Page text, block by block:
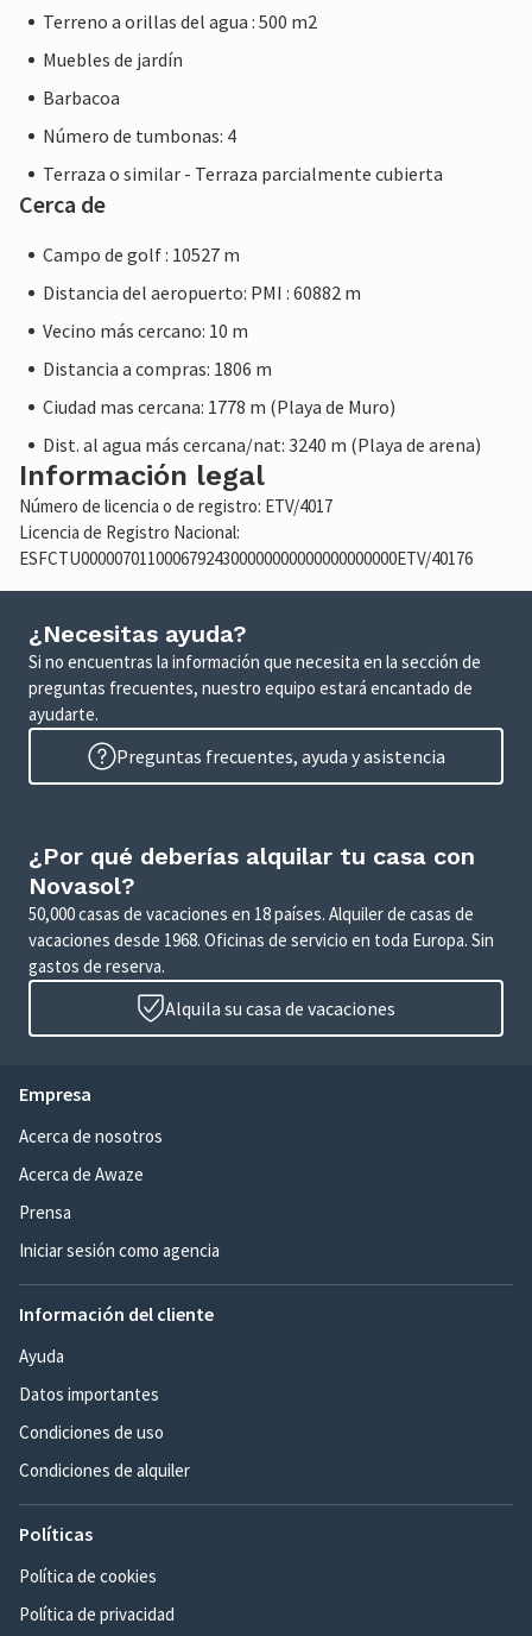
Terreno a orillas del agua : 500 m2
Muebles de jardín
Barbacoa
Número de tumbonas: 4
Terraza o similar - Terraza parcialmente cubierta
Cerca de
Campo de golf : 10527 m
Distancia del aeropuerto: PMI : 60882 m
Vecino más cercano: 10 m
Distancia a compras: 1806 m
Ciudad mas cercana: 1778 m (Playa de Muro)
Dist. al agua más cercana/nat: 3240 m (Playa de arena)
Información legal
Número de licencia o de registro: ETV/4017
Licencia de Registro Nacional:
ESFCTU00000701100067924300000000000000000000ETV/40176
¿Necesitas ayuda?
Si no encuentras la información que necesita en la sección de
preguntas frecuentes, nuestro equipo estará encantado de
ayudarte.
Preguntas frecuentes, ayuda y asistencia
¿Por qué deberías alquilar tu casa con
Novasol?
50,000 casas de vacaciones en 18 países. Alquiler de casas de
vacaciones desde 1968. Oficinas de servicio en toda Europa. Sin
gastos de reserva.
Alquila su casa de vacaciones
Empresa
Acerca de nosotros
Acerca de Awaze
Prensa
Iniciar sesión como agencia
Información del cliente
Ayuda
Datos importantes
Condiciones de uso
Condiciones de alquiler
Políticas
Política de cookies
Política de privacidad